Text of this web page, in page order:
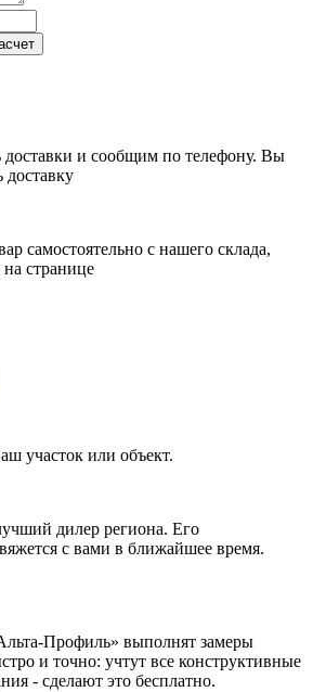
доставки и сообщим по телефону. Вы
доставку
самостоятельно с нашего склада,
странице
участок или объект.
дилер региона. Его
с вами в ближайшее время.
Профиль» выполнят замеры
и точно: учтут все конструктивные
- сделают это бесплатно.